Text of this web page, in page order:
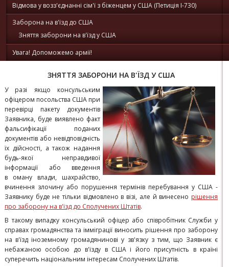
Відмова у возз'єднанні сім'ї з біженцем у США (Петиція I-730)
Заборона на в'їзд до США
Зняття заборони на в'їзд у США
Увага! Допоможемо армії!
ЗНЯТТЯ ЗАБОРОНИ НА В'ЇЗД У США
У разі якщо консульським
офіцером посольства США при
перевірці пакету документів
Заявника, буде виявлено факт
фальсифікації поданих
документів або невідповідність
їх дійсності, а також надання
будь-якої неправдивої
інформації або введення
в оману влади, шахрайство,
вчинення злочину або порушення термінів перебування у США -
Заявнику буде не тільки відмовлено в візі, але й винесено рішення
про заборону на в'їзд до Сполучених Штатів.
В такому випадку консульський офіцер або співробітник Служби у
справах громадянства та імміграції виносить рішення про заборону
на в'їзд іноземному громадянинові у зв'язку з тим, що Заявник є
небажаною особою до в'їзду в США і його присутність в країні
суперечить національним інтересам Сполучених Штатів.